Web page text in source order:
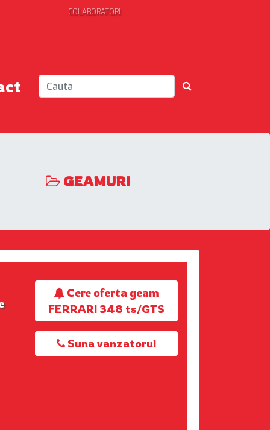
COLABORATORI
GEAMURI
Cere oferta geam
FERRARI 348 ts/GTS
Suna vanzatorul